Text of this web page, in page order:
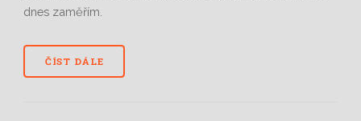
dnes zaměřím.
ČÍST DÁLE